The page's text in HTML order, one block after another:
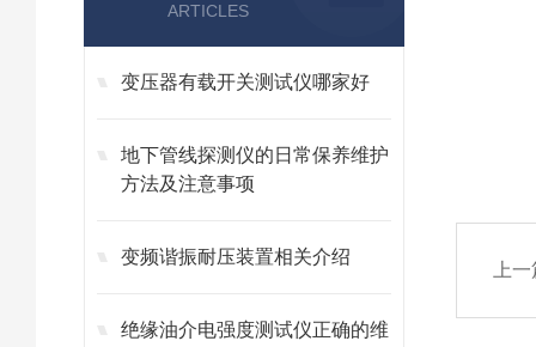
ARTICLES
变压器有载开关测试仪哪家好
地下管线探测仪的日常保养维护
方法及注意事项
变频谐振耐压装置相关介绍
绝缘油介电强度测试仪正确的维
上